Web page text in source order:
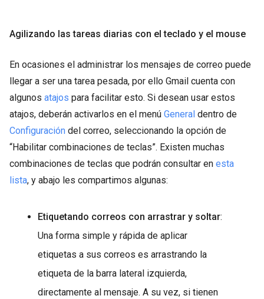
Agilizando las tareas diarias con el teclado y el mouse
En ocasiones el administrar los mensajes de correo puede
llegar a ser una tarea pesada, por ello Gmail cuenta con
algunos atajos para facilitar esto. Si desean usar estos
atajos, deberán activarlos en el menú General dentro de
Configuración del correo, seleccionando la opción de
“Habilitar combinaciones de teclas”. Existen muchas
combinaciones de teclas que podrán consultar en esta
lista, y abajo les compartimos algunas:
Etiquetando correos con arrastrar y soltar:
Una forma simple y rápida de aplicar
etiquetas a sus correos es arrastrando la
etiqueta de la barra lateral izquierda,
directamente al mensaje. A su vez, si tienen